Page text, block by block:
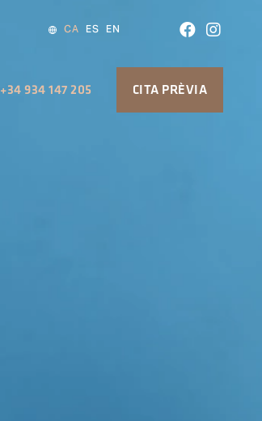
CA ES EN
+34 934 147 205 CITA PRÈVIA